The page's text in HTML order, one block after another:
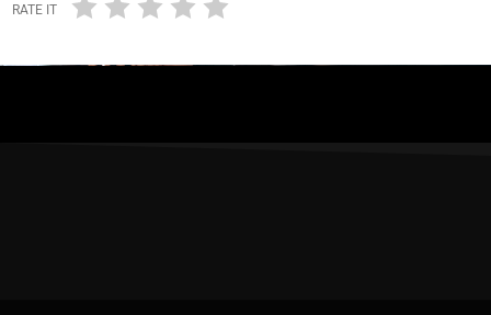
RATE IT